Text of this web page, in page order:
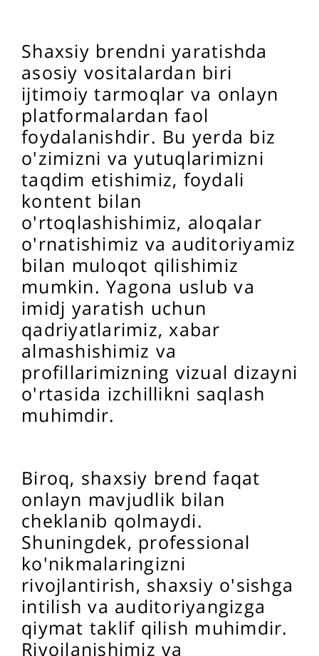
Shaxsiy brendni yaratishda
asosiy vositalardan biri
ijtimoiy tarmoqlar va onlayn
platformalardan faol
foydalanishdir. Bu yerda biz
o'zimizni va yutuqlarimizni
taqdim etishimiz, foydali
kontent bilan
o'rtoqlashishimiz, aloqalar
o'rnatishimiz va auditoriyamiz
bilan muloqot qilishimiz
mumkin. Yagona uslub va
imidj yaratish uchun
qadriyatlarimiz, xabar
almashishimiz va
profillarimizning vizual dizayni
o'rtasida izchillikni saqlash
muhimdir.
Biroq, shaxsiy brend faqat
onlayn mavjudlik bilan
cheklanib qolmaydi.
Shuningdek, professional
ko'nikmalaringizni
rivojlantirish, shaxsiy o'sishga
intilish va auditoriyangizga
qiymat taklif qilish muhimdir.
Rivojlanishimiz va